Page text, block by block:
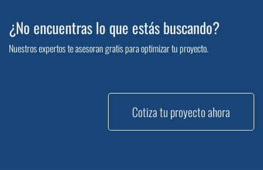
¿No encuentras lo que estás buscando?
Nuestros expertos te asesoran gratis para optimizar tu proyecto.
Cotiza tu proyecto ahora